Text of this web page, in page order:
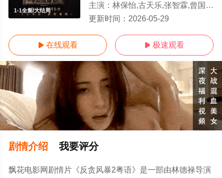
1-1全集/大结局
主演： 林保怡,古天乐,张智霖,曾国祥,姜皓文,曾志伟,陈静,张松枝,蔡洁,林家栋,蔡少芬,夏嫣,石修,陈宇琛,李宗彥,卢海鹏,陆骏光,李忠希
更新时间： 2026-05-29
 在线观看  极速观看
剧情介绍 我要评分
飘花电影网剧情片《反贪风暴2粤语》是一部由林德禄导演